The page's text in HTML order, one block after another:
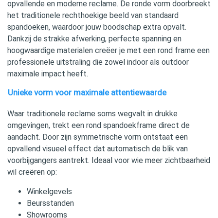
opvallende en moderne reclame. De ronde vorm doorbreekt
het traditionele rechthoekige beeld van standaard
spandoeken, waardoor jouw boodschap extra opvalt.
Dankzij de strakke afwerking, perfecte spanning en
hoogwaardige materialen creëer je met een rond frame een
professionele uitstraling die zowel indoor als outdoor
maximale impact heeft.
Unieke vorm voor maximale attentiewaarde
Waar traditionele reclame soms wegvalt in drukke
omgevingen, trekt een rond spandoekframe direct de
aandacht. Door zijn symmetrische vorm ontstaat een
opvallend visueel effect dat automatisch de blik van
voorbijgangers aantrekt. Ideaal voor wie meer zichtbaarheid
wil creëren op:
Winkelgevels
Beursstanden
Showrooms